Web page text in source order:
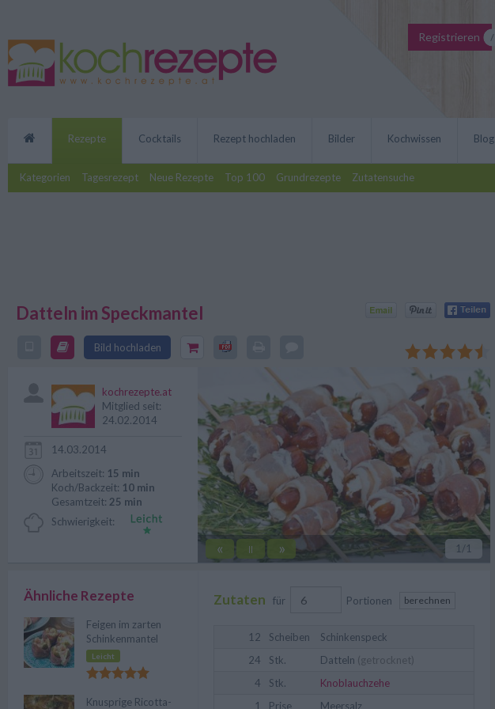
Registrieren
Rezepte
Kategorien Tagesrezept Neue Rezepte Top 100 Grundrezepte Zutatensuche
Cocktails Rezept hochladen Bilder Kochwissen Blog
Datteln im Speckmantel
Bild hochladen
Dieses Rezept für die spanische Spezialität sorgt für gute
sehen toll aus, schmecken lecker und lassen sich gut
vorbereiten.
« || » 1 /1
kochrezepte.at
Mitglied seit:
24.02.2014
14.03.2014
Arbeitszeit: 15 min
Koch/Backzeit: 10 min
Gesamtzeit: 25 min
Schwierigkeit:
Zutaten für Portionen berechnen
12 Scheiben
Schinkenspeck
24
Stk. Datteln (getrocknet)
4
Stk.
Knoblauchzehe
1
Prise Meersalz
Ähnliche Rezepte
Feigen im zarten
Schinkenmantel
Leicht
Knusprige Ricotta-